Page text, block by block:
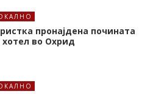
пронајдена почината
хотел во Охрид